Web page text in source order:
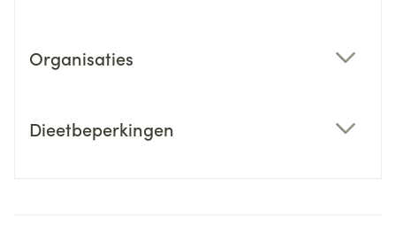
Organisaties
Dieetbeperkingen